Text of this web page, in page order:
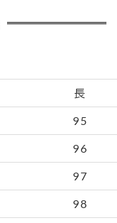
長
95
96
97
98